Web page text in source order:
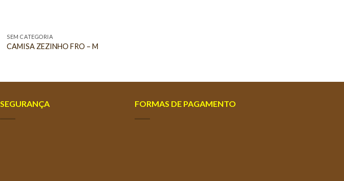
SEM CATEGORIA
CAMISA ZEZINHO FRO – M
SEGURANÇA FORMAS DE PAGAMENTO